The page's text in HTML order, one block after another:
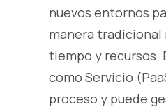
nuevos entornos
manera tradicional
tiempo y recursos.
como Servicio
proceso y puede